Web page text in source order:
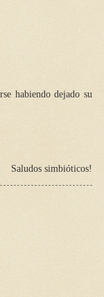
habiendo dejado su
Saludos simbióticos!